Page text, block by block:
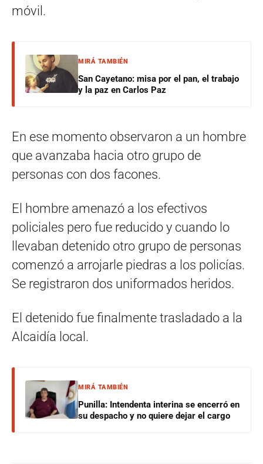
móvil.
MIRÁ TAMBIÉN
San Cayetano: misa por el pan, el trabajo
y la paz en Carlos Paz
En ese momento observaron a un hombre
que avanzaba hacia otro grupo de
personas con dos facones.
El hombre amenazó a los efectivos
policiales pero fue reducido y cuando lo
llevaban detenido otro grupo de personas
comenzó a arrojarle piedras a los policías.
Se registraron dos uniformados heridos.
El detenido fue finalmente trasladado a la
Alcaidía local.
MIRÁ TAMBIÉN
Punilla: Intendenta interina se encerró en
su despacho y no quiere dejar el cargo